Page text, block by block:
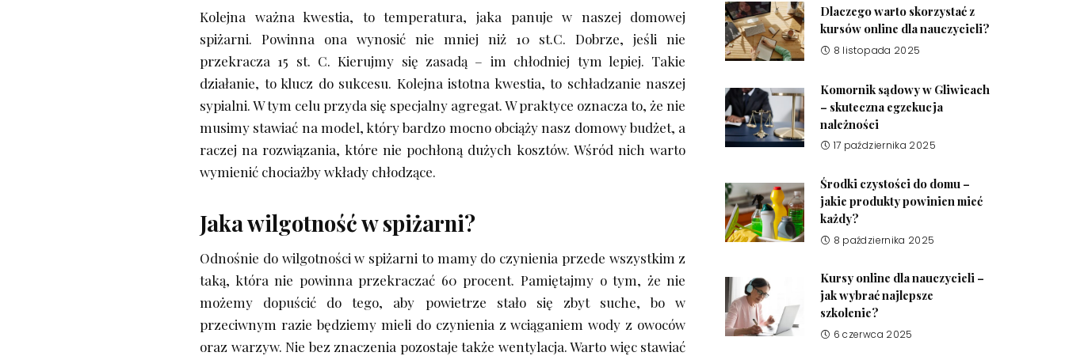
Kolejna ważna kwestia, to temperatura, jaka panuje w naszej domowej
spiżarni. Powinna ona wynosić nie mniej niż 10 st.C. Dobrze, jeśli nie
przekracza 15 st. C. Kierujmy się zasadą – im chłodniej tym lepiej. Takie
działanie, to klucz do sukcesu. Kolejna istotna kwestia, to schładzanie naszej
sypialni. W tym celu przyda się specjalny agregat. W praktyce oznacza to, że nie
musimy stawiać na model, który bardzo mocno obciąży nasz domowy budżet, a
raczej na rozwiązania, które nie pochłoną dużych kosztów. Wśród nich warto
wymienić chociażby wkłady chłodzące.
Jaka wilgotność w spiżarni?
Odnośnie do wilgotności w spiżarni to mamy do czynienia przede wszystkim z
taką, która nie powinna przekraczać 60 procent. Pamiętajmy o tym, że nie
możemy dopuścić do tego, aby powietrze stało się zbyt suche, bo w
przeciwnym razie będziemy mieli do czynienia z wciąganiem wody z owoców
oraz warzyw. Nie bez znaczenia pozostaje także wentylacja. Warto więc stawiać
Dlaczego warto skorzystać z
kursów online dla nauczycieli?
8 listopada 2025
Komornik sądowy w Gliwicach
– skuteczna egzekucja
należności
17 października 2025
Środki czystości do domu –
jakie produkty powinien mieć
każdy?
8 października 2025
Kursy online dla nauczycieli –
jak wybrać najlepsze
szkolenie?
6 czerwca 2025